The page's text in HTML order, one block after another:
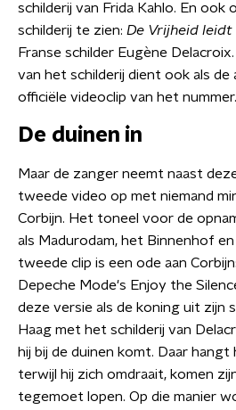
schilderij van Frida Kahlo. En ook
schilderij te zien: De Vrijheid
Franse schilder Eugène
van het schilderij dient ook als
officiële videoclip van het nummer.
De duinen in
Maar de zanger neemt naast
tweede video op met niemand
Corbijn. Het toneel voor de
als Madurodam, het Binnenhof
tweede clip is een ode aan
Depeche Mode's Enjoy the
deze versie als de koning uit zijn
Haag met het schilderij van
hij bij de duinen komt. Daar hangt
terwijl hij zich omdraait, komen
tegemoet lopen. Op die manier